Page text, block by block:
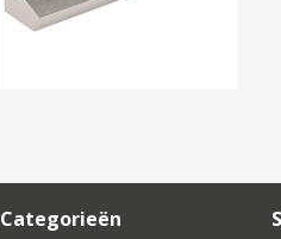
Categorieën